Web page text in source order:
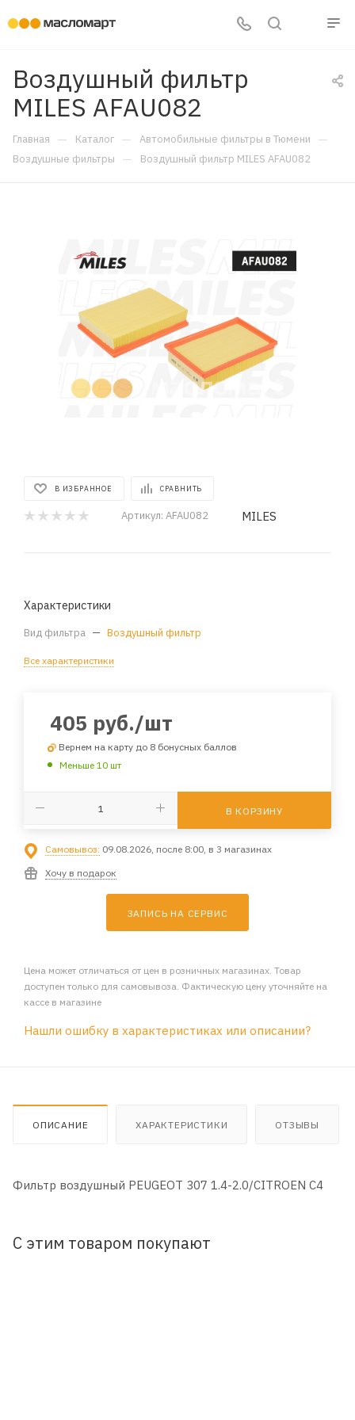
Воздушный фильтр
MILES AFAU082
Главная — Каталог — Автомобильные фильтры в Тюмени —
Воздушные фильтры — Воздушный фильтр MILES AFAU082
В ИЗБРАННОЕ СРАВНИТЬ
Артикул: AFAU082 MILES
Характеристики
Вид фильтра — Воздушный фильтр
Все характеристики
405 руб./шт
Вернем на карту до 8 бонусных баллов
Меньше 10 шт
В КОРЗИНУ
Самовывоз: 09.08.2026, после 8:00, в 3 магазинах
Хочу в подарок
ЗАПИСЬ НА СЕРВИС
Цена может отличаться от цен в розничных магазинах. Товар
доступен только для самовывоза. Фактическую цену уточняйте на
кассе в магазине
Нашли ошибку в характеристиках или описании?
ОПИСАНИЕ ХАРАКТЕРИСТИКИ ОТЗЫВЫ
Фильтр воздушный PEUGEOT 307 1.4-2.0/CITROEN C4
С этим товаром покупают